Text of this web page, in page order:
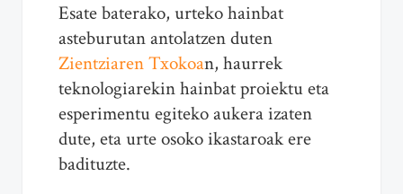
Esate baterako, urteko hainbat
asteburutan antolatzen duten
Zientziaren Txokoan, haurrek
teknologiarekin hainbat proiektu eta
esperimentu egiteko aukera izaten
dute, eta urte osoko ikastaroak ere
badituzte.